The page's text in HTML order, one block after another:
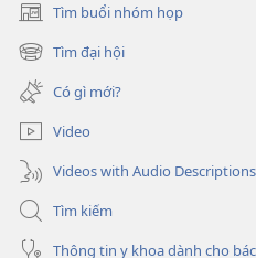
Tìm buổi nhóm họp
(mở
cửa
sổ
mới)
Tìm đại hội
(mở
cửa
sổ
mới)
Có gì mới?
Video
Videos with Audio Descriptions
Tìm kiếm
Thông tin y khoa dành cho